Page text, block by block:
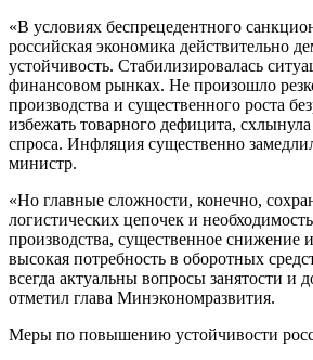
«В условиях беспрецедентного
российская экономика действительно
устойчивость. Стабилизировалась
финансовом рынках. Не произошло
производства и существенного роста
избежать товарного дефицита,
спроса. Инфляция существенно
министр.
«Но главные сложности, конечно,
логистических цепочек и
производства, существенное снижение
высокая потребность в оборотных
всегда актуальны вопросы занятости и
отметил глава Минэкономразвития.
Меры по повышению устойчивости